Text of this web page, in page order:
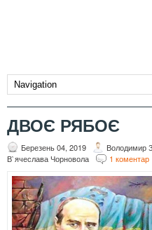
ДВОЄ РЯБОЄ
Березень 04, 2019
Володимир
В`ячеслава Чорновола
1 коментар